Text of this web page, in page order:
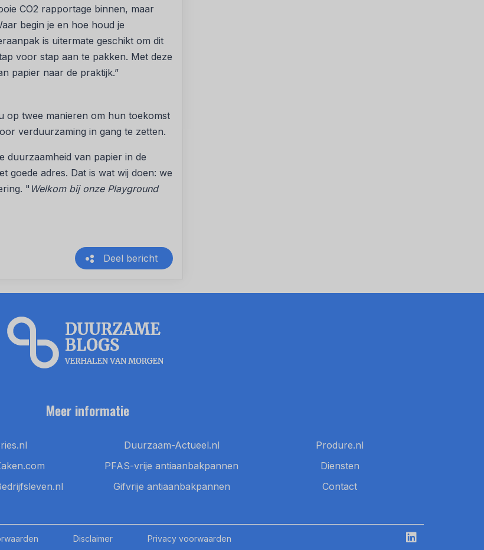
CO2 rapportage binnen, maar
begin je en hoe houd je
is uitermate geschikt om dit
voor stap aan te pakken. Met deze
papier naar de praktijk.”
op twee manieren om hun toekomst
verduurzaming in gang te zetten.
duurzaamheid van papier in de
goede adres. Dat is wat wij doen: we
" Welkom bij onze Playground
Deel bericht
Meer informatie
Duurzaam-Actueel.nl
PFAS-vrije antiaanbakpannen
Gifvrije antiaanbakpannen
Produre.nl
Diensten
Contact
Disclaimer Privacy voorwaarden